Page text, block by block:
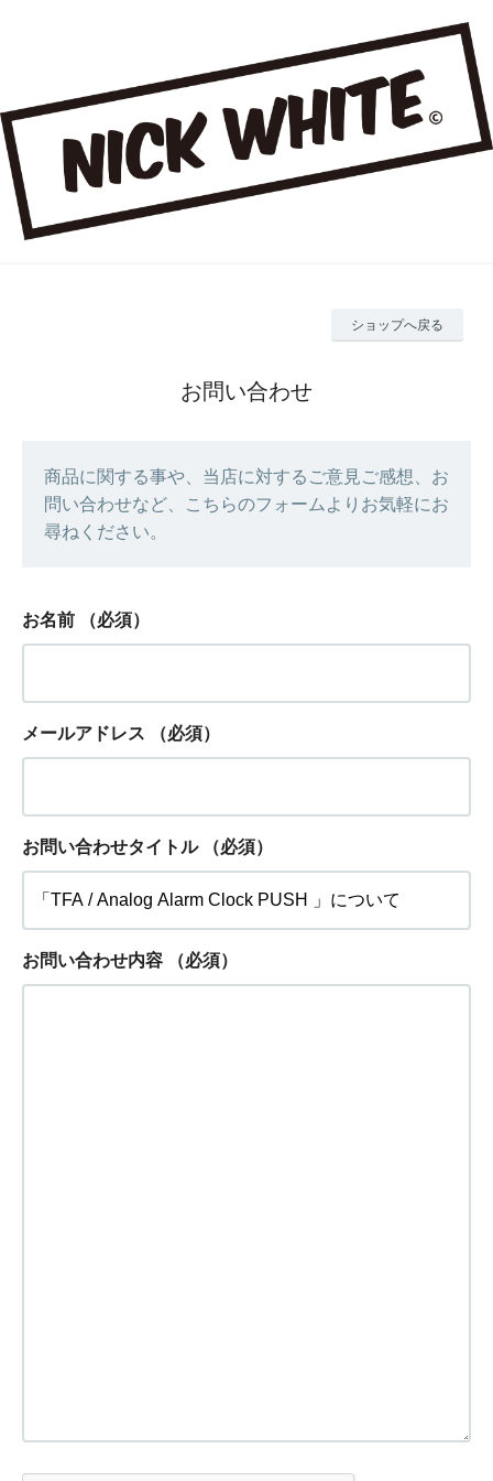
ショップへ戻る
お問い合わせ
商品に関する事や、当店に対するご意見ご感想、お
問い合わせなど、こちらのフォームよりお気軽にお
尋ねください。
お名前 （必須）
メールアドレス （必須）
お問い合わせタイトル （必須）
お問い合わせ内容 （必須）